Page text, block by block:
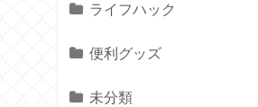
ライフハック
便利グッズ
未分類